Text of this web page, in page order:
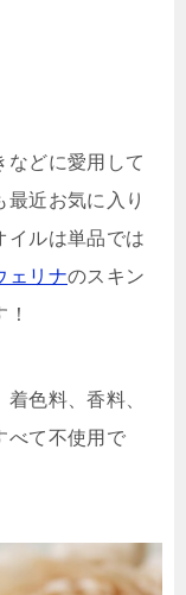
などに愛用して
近お気に入り
イルは単品では
ェリナのスキン
色料、香料、
べて不使用で